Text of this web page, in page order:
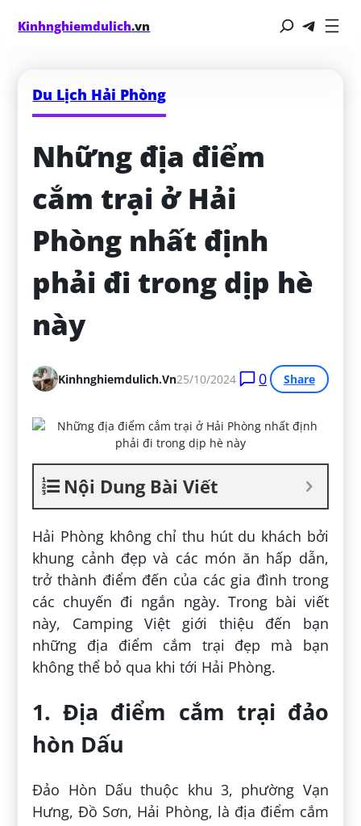
Kinhnghiemdulich.vn
Du Lịch Hải Phòng
Những địa điểm
cắm trại ở Hải
Phòng nhất định
phải đi trong dịp hè
này
Kinhnghiemdulich.vn25/10/2024 0 Share
Nội Dung Bài Viết
Hải Phòng không chỉ thu hút du khách bởi
khung cảnh đẹp và các món ăn hấp dẫn,
trở thành điểm đến của các gia đình trong
các chuyến đi ngắn ngày. Trong bài viết
này, Camping Việt giới thiệu đến bạn
những địa điểm cắm trại đẹp mà bạn
không thể bỏ qua khi tới Hải Phòng.
1. Địa điểm cắm trại đảo
hòn Dấu
Đảo Hòn Dấu thuộc khu 3, phường Vạn
Hưng, Đồ Sơn, Hải Phòng, là địa điểm cắm